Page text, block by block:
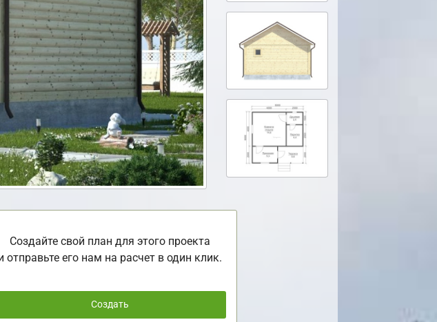
Создайте свой план для этого проекта
отправьте его нам на расчет в один клик.
Создать